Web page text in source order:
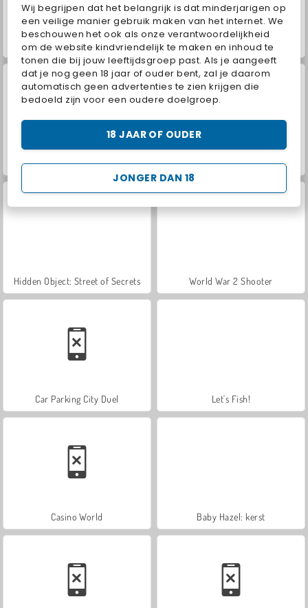
Wij begrijpen dat het belangrijk is dat minderjarigen op
een veilige manier gebruik maken van het internet. We
beschouwen het ook als onze verantwoordelijkheid
om de website kindvriendelijk te maken en inhoud te
tonen die bij jouw leeftijdsgroep past. Als je aangeeft
dat je nog geen 18 jaar of ouder bent, zal je daarom
automatisch geen advertenties te zien krijgen die
bedoeld zijn voor een oudere doelgroep.
JONGER DAN 18
18 JAAR OF OUDER
ASMR Makeover & Makeup Studio VegaMix Da Vinci Puzzles
Royal Story Farm Merge Valley
Hidden Object: Street of Secrets World War 2 Shooter
Car Parking City Duel Let's Fish!
Casino World Baby Hazel: kerst